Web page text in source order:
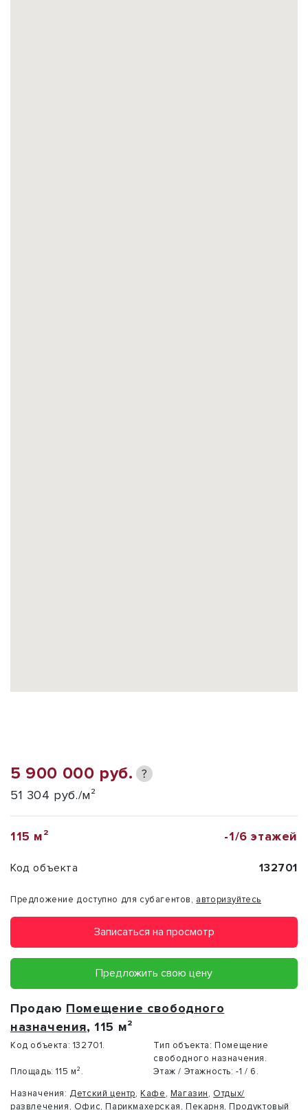
5 900 000 руб. ?
51 304 руб./м²
115 м² -1/6 этажей
Код объекта 132701
Предложение доступно для субагентов, авторизуйтесь
Записаться на просмотр
Предложить свою цену
Продаю Помещение свободного
назначения, 115 м²
Код объекта: 132701. Тип объекта: Помещение
свободного назначения.
Площадь: 115 м². Этаж / Этажность: -1 / 6.
Назначения: Детский центр, Кафе, Магазин, Отдых/
развлечения, Офис, Парикмахерская, Пекарня, Продуктовый